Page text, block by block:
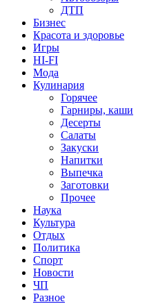
ДТП
Бизнес
Красота и здоровье
Игры
HI-FI
Мода
Кулинария
Горячее
Гарниры, каши
Десерты
Салаты
Закуски
Напитки
Выпечка
Заготовки
Прочее
Наука
Культура
Отдых
Политика
Спорт
Новости
ЧП
Разное